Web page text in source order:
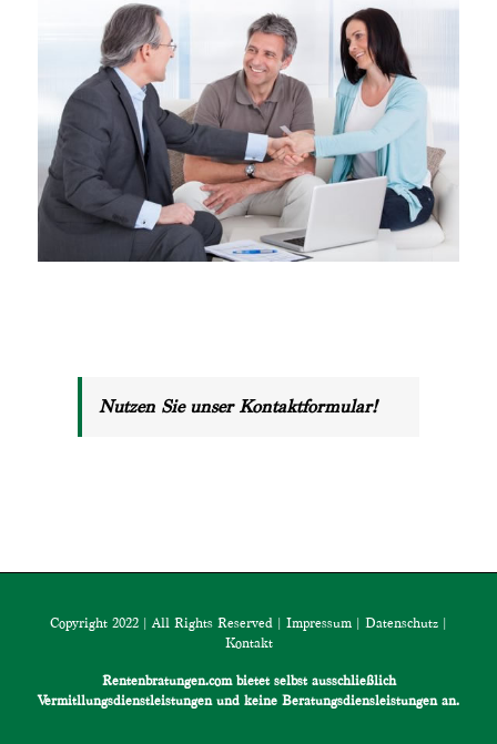
Nutzen Sie unser Kontaktformular!
Copyright 2022 | All Rights Reserved | Impressum | Datenschutz |
Kontakt
Rentenbratungen.com bietet selbst ausschließlich
Vermitllungsdienstleistungen und keine Beratungsdiensleistungen an.